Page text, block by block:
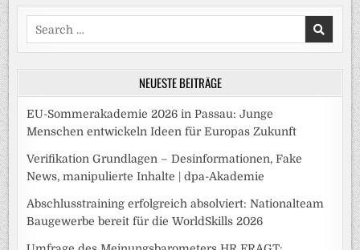
Search
for:
NEUESTE BEITRÄGE
EU-Sommerakademie 2026 in Passau: Junge
Menschen entwickeln Ideen für Europas Zukunft
Verifikation Grundlagen – Desinformationen, Fake
News, manipulierte Inhalte | dpa-Akademie
Abschlusstraining erfolgreich absolviert: Nationalteam
Baugewerbe bereit für die WorldSkills 2026